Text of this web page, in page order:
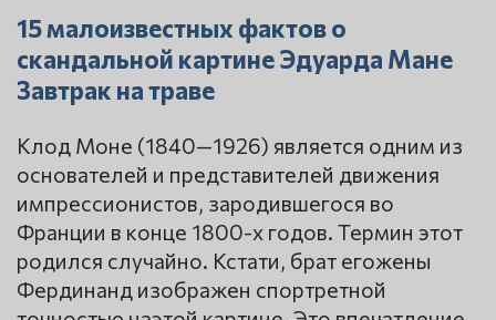
15 малоизвестных фактов о
скандальной картине Эдуарда Мане
Завтрак на траве
Клод Моне (1840—1926) является одним из
основателей и представителей движения
импрессионистов, зародившегося во
Франции в конце 1800-х годов. Термин этот
родился случайно. Кстати, брат егожены
Фердинанд изображен спортретной